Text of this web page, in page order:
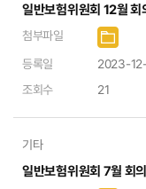
일반보험위원회 12월
첨부파일
등록일
2023-
조회수
21
기타
일반보험위원회 7월 회